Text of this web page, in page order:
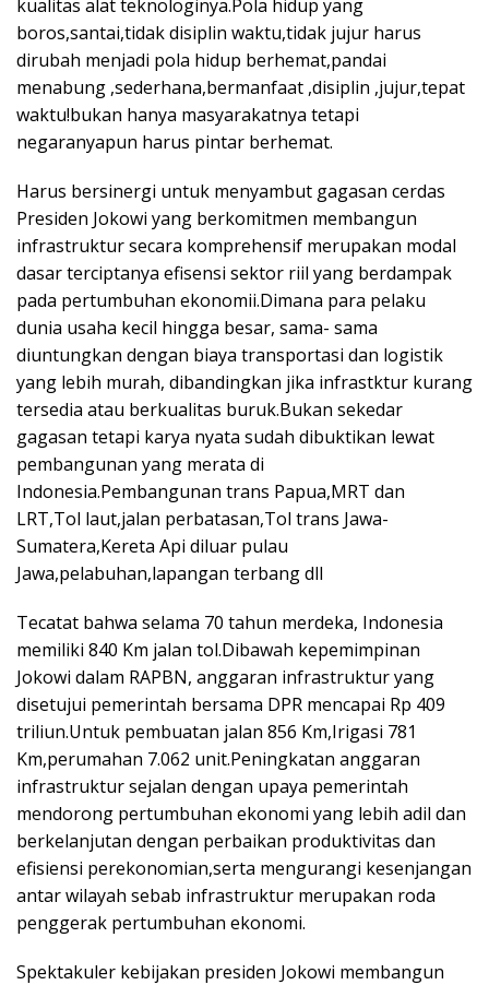
kualitas alat teknologinya.Pola hidup yang
boros,santai,tidak disiplin waktu,tidak jujur harus
dirubah menjadi pola hidup berhemat,pandai
menabung ,sederhana,bermanfaat ,disiplin ,jujur,tepat
waktu!bukan hanya masyarakatnya tetapi
negaranyapun harus pintar berhemat.
Harus bersinergi untuk menyambut gagasan cerdas
Presiden Jokowi yang berkomitmen membangun
infrastruktur secara komprehensif merupakan modal
dasar terciptanya efisensi sektor riil yang berdampak
pada pertumbuhan ekonomii.Dimana para pelaku
dunia usaha kecil hingga besar, sama- sama
diuntungkan dengan biaya transportasi dan logistik
yang lebih murah, dibandingkan jika infrastktur kurang
tersedia atau berkualitas buruk.Bukan sekedar
gagasan tetapi karya nyata sudah dibuktikan lewat
pembangunan yang merata di
Indonesia.Pembangunan trans Papua,MRT dan
LRT,Tol laut,jalan perbatasan,Tol trans Jawa-
Sumatera,Kereta Api diluar pulau
Jawa,pelabuhan,lapangan terbang dll
Tecatat bahwa selama 70 tahun merdeka, Indonesia
memiliki 840 Km jalan tol.Dibawah kepemimpinan
Jokowi dalam RAPBN, anggaran infrastruktur yang
disetujui pemerintah bersama DPR mencapai Rp 409
triliun.Untuk pembuatan jalan 856 Km,Irigasi 781
Km,perumahan 7.062 unit.Peningkatan anggaran
infrastruktur sejalan dengan upaya pemerintah
mendorong pertumbuhan ekonomi yang lebih adil dan
berkelanjutan dengan perbaikan produktivitas dan
efisiensi perekonomian,serta mengurangi kesenjangan
antar wilayah sebab infrastruktur merupakan roda
penggerak pertumbuhan ekonomi.
Spektakuler kebijakan presiden Jokowi membangun